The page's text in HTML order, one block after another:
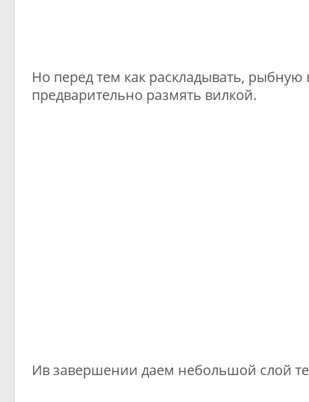
Но перед тем как раскладывать, рыбную
предварительно размять вилкой.
Ив завершении даем небольшой слой